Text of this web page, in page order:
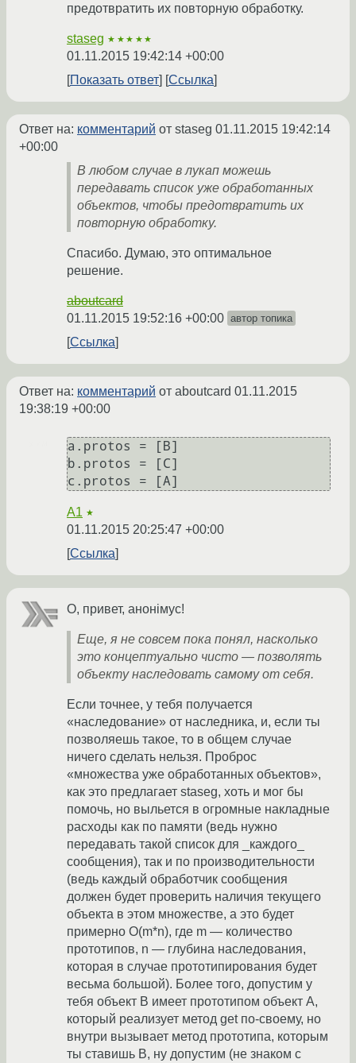
предотвратить их повторную обработку.
staseg ★★★★★
01.11.2015 19:42:14 +00:00
Показать ответ
Ссылка
Ответ на: комментарий от staseg 01.11.2015 19:42:14
+00:00
В любом случае в лукап можешь
передавать список уже обработанных
объектов, чтобы предотвратить их
повторную обработку.
Спасибо. Думаю, это оптимальное
решение.
aboutcard
01.11.2015 19:52:16 +00:00 автор топика
Ссылка
Ответ на: комментарий от aboutcard 01.11.2015
19:38:19 +00:00
a.protos = [B]
b.protos = [C]
A1 ★
01.11.2015 20:25:47 +00:00
Ссылка
О, привет, анонiмус!
Еще, я не совсем пока понял, насколько
это концептуально чисто — позволять
объекту наследовать самому от себя.
Если точнее, у тебя получается
«наследование» от наследника, и, если ты
позволяешь такое, то в общем случае
ничего сделать нельзя. Проброс
«множества уже обработанных объектов»,
как это предлагает staseg, хоть и мог бы
помочь, но выльется в огромные накладные
расходы как по памяти (ведь нужно
передавать такой список для _каждого_
сообщения), так и по производительности
(ведь каждый обработчик сообщения
должен будет проверить наличия текущего
объекта в этом множестве, а это будет
примерно O(m*n), где m — количество
прототипов, n — глубина наследования,
которая в случае прототипирования будет
весьма большой). Более того, допустим у
тебя объект B имеет прототипом объект A,
который реализует метод get по-своему, но
внутри вызывает метод прототипа, которым
ты ставишь B, ну допустим (не знаком с